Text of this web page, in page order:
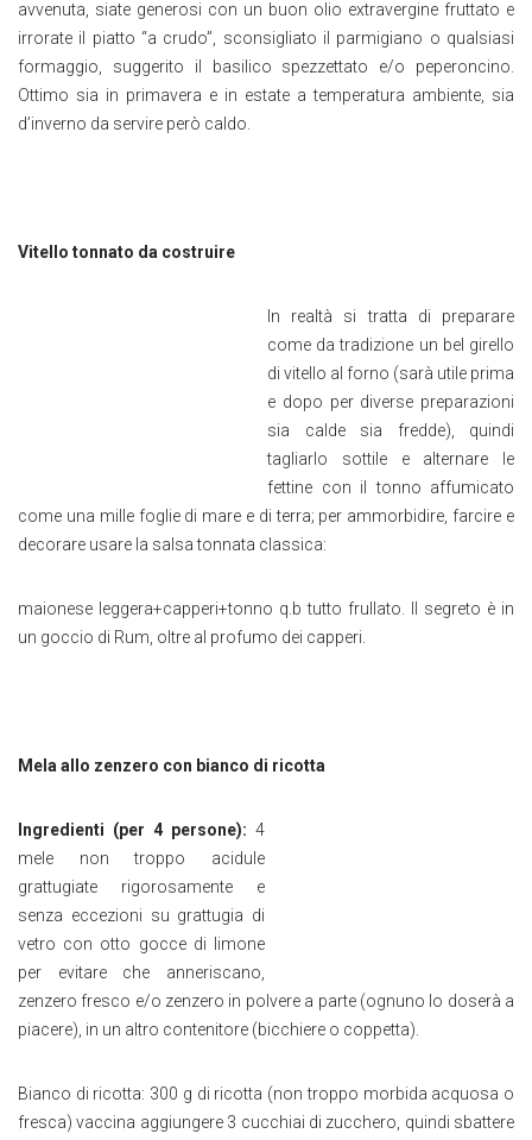
avvenuta, siate generosi con un buon olio extravergine fruttato e
irrorate il piatto “a crudo”, sconsigliato il parmigiano o qualsiasi
formaggio, suggerito il basilico spezzettato e/o peperoncino.
Ottimo sia in primavera e in estate a temperatura ambiente, sia
d’inverno da servire però caldo.
Vitello tonnato da costruire
In realtà si tratta di preparare
come da tradizione un bel girello
di vitello al forno (sarà utile prima
e dopo per diverse preparazioni
sia calde sia fredde), quindi
tagliarlo sottile e alternare le
fettine con il tonno affumicato
come una mille foglie di mare e di terra; per ammorbidire, farcire e
decorare usare la salsa tonnata classica:
maionese leggera+capperi+tonno q.b tutto frullato. Il segreto è in
un goccio di Rum, oltre al profumo dei capperi.
Mela allo zenzero con bianco di ricotta
Ingredienti (per 4 persone): 4
mele non troppo acidule
grattugiate rigorosamente e
senza eccezioni su grattugia di
vetro con otto gocce di limone
per evitare che anneriscano,
zenzero fresco e/o zenzero in polvere a parte (ognuno lo doserà a
piacere), in un altro contenitore (bicchiere o coppetta).
Bianco di ricotta: 300 g di ricotta (non troppo morbida acquosa o
fresca) vaccina aggiungere 3 cucchiai di zucchero, quindi sbattere